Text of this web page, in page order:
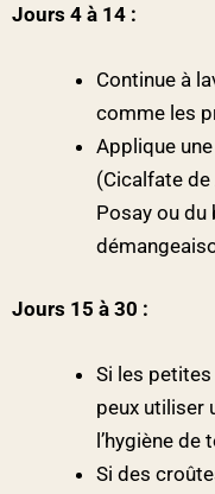
Jours 4 à 14 :
Continue à
comme les
Applique
(Cicalfate de
Posay ou du
Jours 15 à 30 :
Si les
peux utiliser
l’hygiène de
Si des